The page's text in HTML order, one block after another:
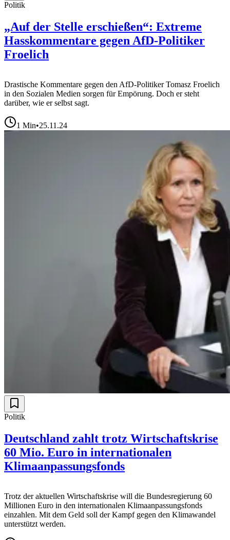
Politik
„Auf der Stelle erschießen“: Extreme
Hasskommentare gegen AfD-Politiker
Froelich
Drastische Kommentare gegen den AfD-Politiker Tomasz Froelich
in den Sozialen Medien sorgen für Empörung. Doch er steht
darüber, wie er selbst sagt.
1 Min•25.11.24
Politik
Deutschland zahlt trotz Wirtschaftskrise
60 Mio. Euro in internationalen
Klimaanpassungsfonds
Trotz der aktuellen Wirtschaftskrise will die Bundesregierung 60
Millionen Euro in den internationalen Klimaanpassungsfonds
einzahlen. Mit dem Geld soll der Kampf gegen den Klimawandel
unterstützt werden.